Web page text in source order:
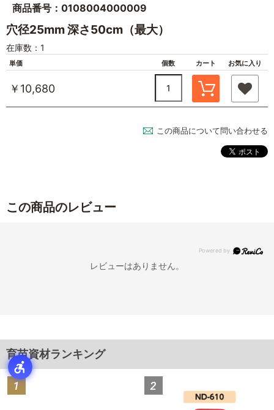
商品番号：0108004000009
穴径25mm 深さ50cm（最大）
在庫数：1
単価 個数 カート お気に入り
￥10,680
この商品について問い合わせる
この商品のレビュー
レビューはありません。
育苗資材ランキング